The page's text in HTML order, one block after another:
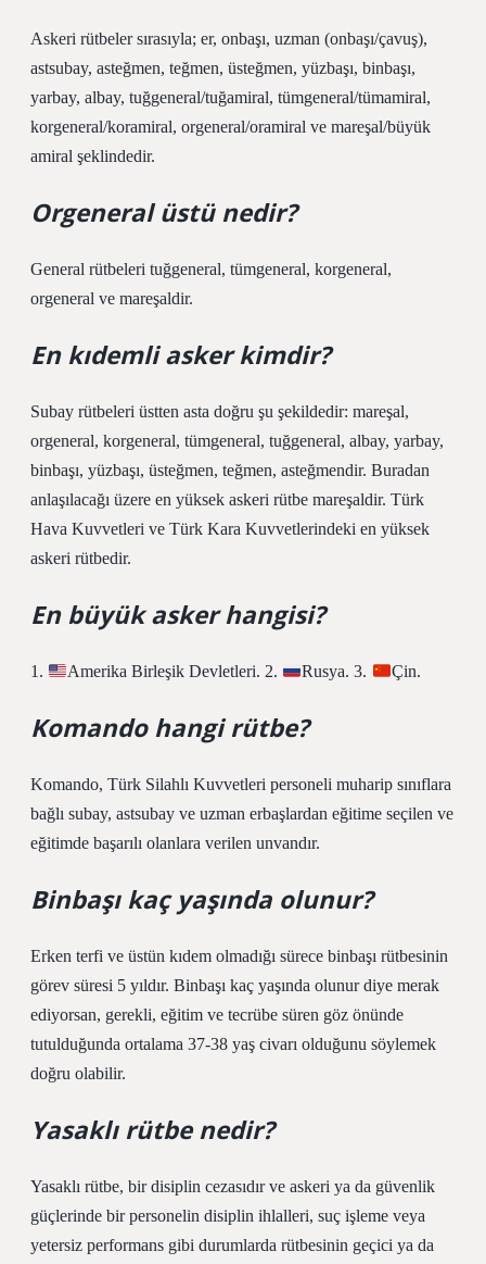
Askeri rütbeler sırasıyla; er, onbaşı, uzman (onbaşı/çavuş),
astsubay, asteğmen, teğmen, üsteğmen, yüzbaşı, binbaşı,
yarbay, albay, tuğgeneral/tuğamiral, tümgeneral/tümamiral,
korgeneral/koramiral, orgeneral/oramiral ve mareşal/büyük
amiral şeklindedir.
Orgeneral üstü nedir?
General rütbeleri tuğgeneral, tümgeneral, korgeneral,
orgeneral ve mareşaldir.
En kıdemli asker kimdir?
Subay rütbeleri üstten asta doğru şu şekildedir: mareşal,
orgeneral, korgeneral, tümgeneral, tuğgeneral, albay, yarbay,
binbaşı, yüzbaşı, üsteğmen, teğmen, asteğmendir. Buradan
anlaşılacağı üzere en yüksek askeri rütbe mareşaldir. Türk
Hava Kuvvetleri ve Türk Kara Kuvvetlerindeki en yüksek
askeri rütbedir.
En büyük asker hangisi?
1. Amerika Birleşik Devletleri. 2. Rusya. 3. Çin.
Komando hangi rütbe?
Komando, Türk Silahlı Kuvvetleri personeli muharip sınıflara
bağlı subay, astsubay ve uzman erbaşlardan eğitime seçilen ve
eğitimde başarılı olanlara verilen unvandır.
Binbaşı kaç yaşında olunur?
Erken terfi ve üstün kıdem olmadığı sürece binbaşı rütbesinin
görev süresi 5 yıldır. Binbaşı kaç yaşında olunur diye merak
ediyorsan, gerekli, eğitim ve tecrübe süren göz önünde
tutulduğunda ortalama 37-38 yaş civarı olduğunu söylemek
doğru olabilir.
Yasaklı rütbe nedir?
Yasaklı rütbe, bir disiplin cezasıdır ve askeri ya da güvenlik
güçlerinde bir personelin disiplin ihlalleri, suç işleme veya
yetersiz performans gibi durumlarda rütbesinin geçici ya da